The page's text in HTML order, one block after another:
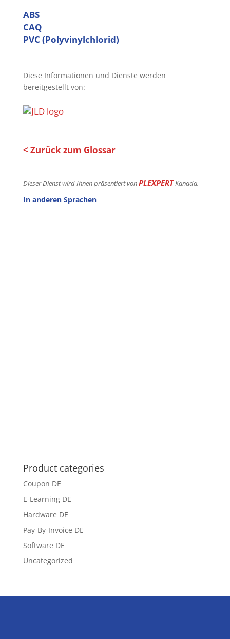
ABS
CAQ
PVC (Polyvinylchlorid)
Diese Informationen und Dienste werden
bereitgestellt von:
< Zurück zum Glossar
Dieser Dienst wird Ihnen präsentiert vonPLEXPERTKanada.
In anderen Sprachen
Product categories
Coupon DE
E-Learning DE
Hardware DE
Pay-By-Invoice DE
Software DE
Uncategorized